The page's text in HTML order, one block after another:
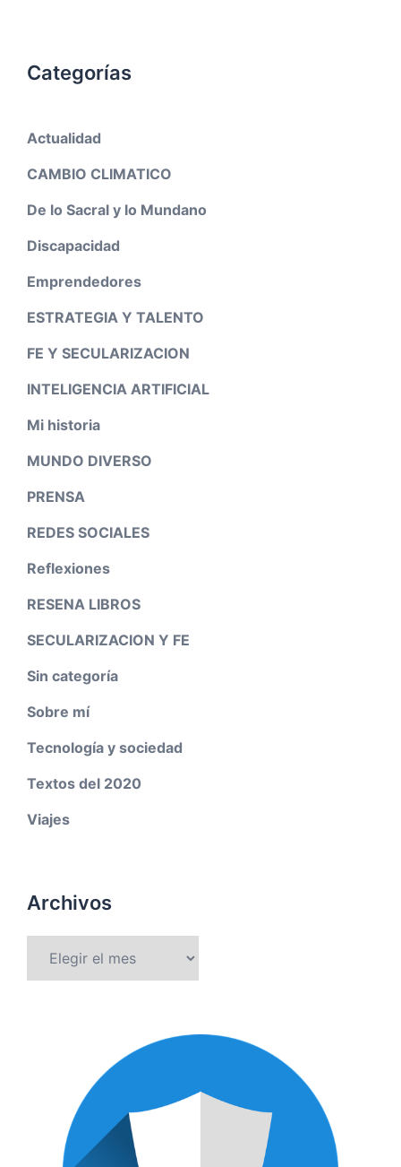
Categorías
Actualidad
CAMBIO CLIMATICO
De lo Sacral y lo Mundano
Discapacidad
Emprendedores
ESTRATEGIA Y TALENTO
FE Y SECULARIZACION
INTELIGENCIA ARTIFICIAL
Mi historia
MUNDO DIVERSO
PRENSA
REDES SOCIALES
Reflexiones
RESENA LIBROS
SECULARIZACION Y FE
Sin categoría
Sobre mí
Tecnología y sociedad
Textos del 2020
Viajes
Archivos